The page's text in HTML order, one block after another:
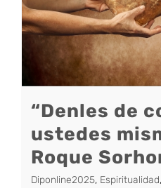
“Denles de
ustedes
Roque
Diponline2025, Espiritualidad,